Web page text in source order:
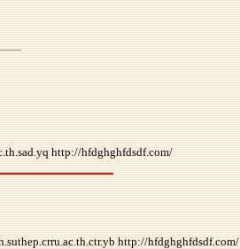
http://hfdghghfdsdf.com/
http://hfdghghfdsdf.com/